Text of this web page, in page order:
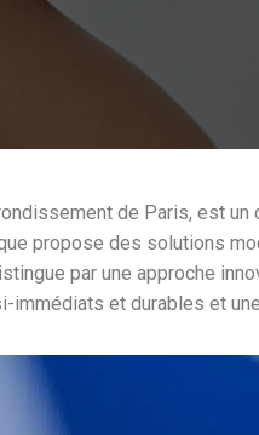
de Paris, est
propose des solutions
par une approche
immédiats et durables et